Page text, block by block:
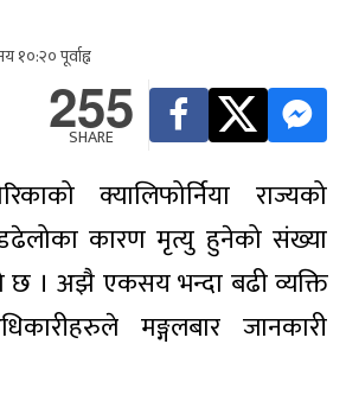
पूर्वाह्न
255
SHARE
क्यालिफोर्निया राज्यको
कारण मृत्यु हुनेको संख्या
छ । अझै एकसय भन्दा बढी व्यक्ति
मङ्गलबार जानकारी